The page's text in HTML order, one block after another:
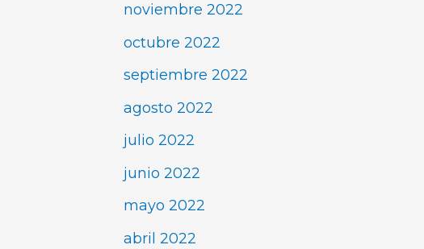
noviembre 2022
octubre 2022
septiembre 2022
agosto 2022
julio 2022
junio 2022
mayo 2022
abril 2022